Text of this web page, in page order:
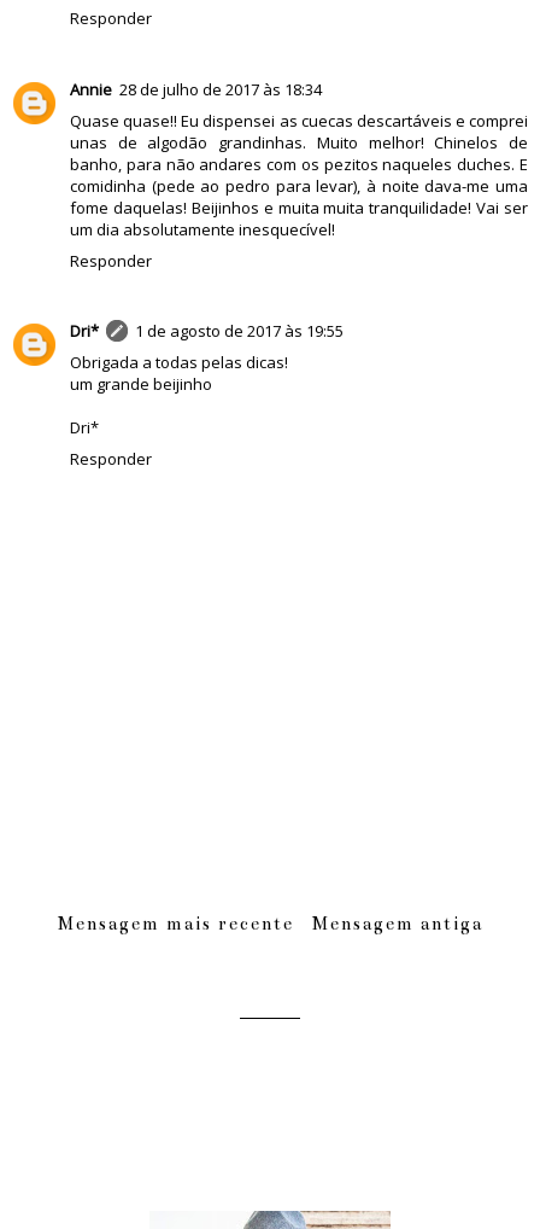
Responder
Annie 28 de julho de 2017 às 18:34
Quase quase!! Eu dispensei as cuecas descartáveis e comprei
unas de algodão grandinhas. Muito melhor! Chinelos de
banho, para não andares com os pezitos naqueles duches. E
comidinha (pede ao pedro para levar), à noite dava-me uma
fome daquelas! Beijinhos e muita muita tranquilidade! Vai ser
um dia absolutamente inesquecível!
Responder
Dri*
1 de agosto de 2017 às 19:55
Obrigada a todas pelas dicas!
um grande beijinho
Dri*
Responder
Mensagem mais recente Mensagem antiga